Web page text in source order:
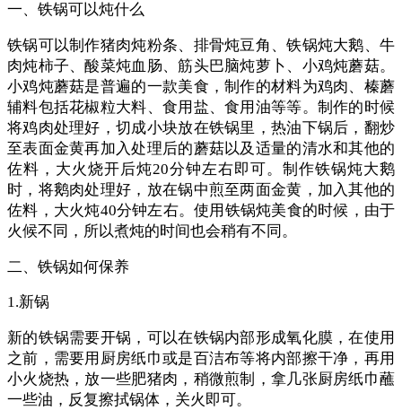
一、铁锅可以炖什么
铁锅可以制作猪肉炖粉条、排骨炖豆角、铁锅炖大鹅、牛
肉炖柿子、酸菜炖血肠、筋头巴脑炖萝卜、小鸡炖蘑菇。
小鸡炖蘑菇是普遍的一款美食，制作的材料为鸡肉、榛蘑
辅料包括花椒粒大料、食用盐、食用油等等。制作的时候
将鸡肉处理好，切成小块放在铁锅里，热油下锅后，翻炒
至表面金黄再加入处理后的蘑菇以及适量的清水和其他的
佐料，大火烧开后炖20分钟左右即可。制作铁锅炖大鹅
时，将鹅肉处理好，放在锅中煎至两面金黄，加入其他的
佐料，大火炖40分钟左右。使用铁锅炖美食的时候，由于
火候不同，所以煮炖的时间也会稍有不同。
二、铁锅如何保养
1.新锅
新的铁锅需要开锅，可以在铁锅内部形成氧化膜，在使用
之前，需要用厨房纸巾或是百洁布等将内部擦干净，再用
小火烧热，放一些肥猪肉，稍微煎制，拿几张厨房纸巾蘸
一些油，反复擦拭锅体，关火即可。